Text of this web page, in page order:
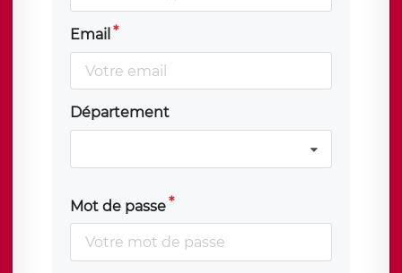
Email
Département
Mot de passe